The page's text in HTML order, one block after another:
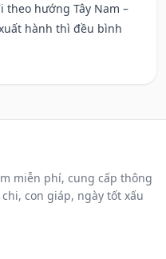
hướng Tây Nam –
hành thì đều bình
miễn phí, cung cấp thông
con giáp, ngày tốt xấu